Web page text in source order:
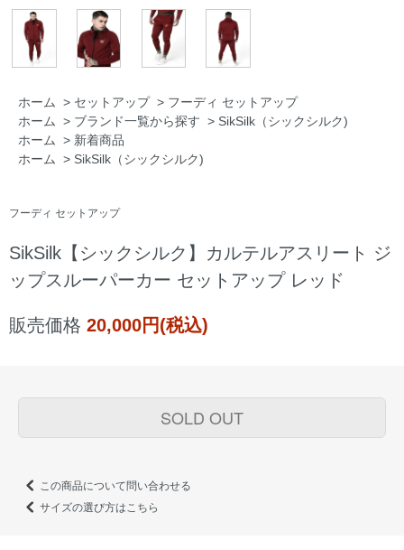
ホーム > セットアップ > フーディ セットアップ
ホーム
> ブランド一覧から探す > SikSilk（シックシルク)
ホーム
> 新着商品
ホーム
> SikSilk（シックシルク)
フーディ セットアップ
SikSilk【シックシルク】カルテルアスリート ジ
ップスルーパーカー セットアップ レッド
販売価格 20,000円(税込)
SOLD OUT
この商品について問い合わせる
サイズの選び方はこちら